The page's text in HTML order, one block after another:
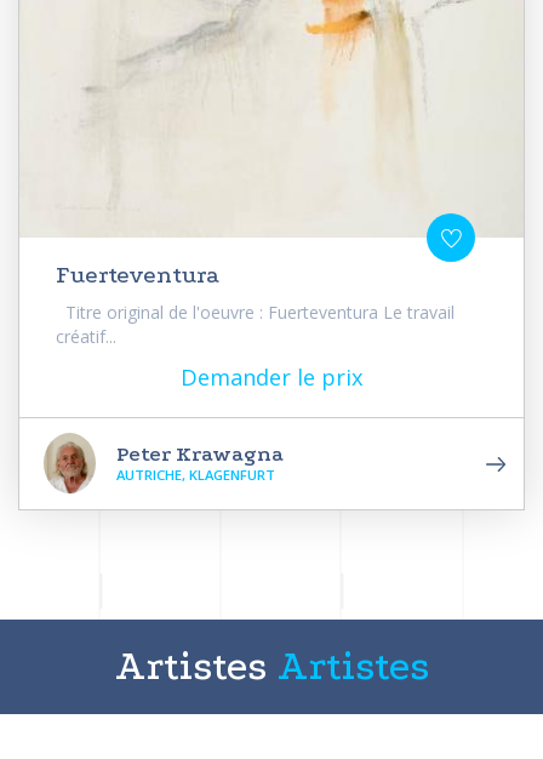
Fuerteventura
Titre original de l'oeuvre : Fuerteventura Le travail
créatif...
Demander le prix
Peter Krawagna
AUTRICHE, KLAGENFURT
Artistes Artistes